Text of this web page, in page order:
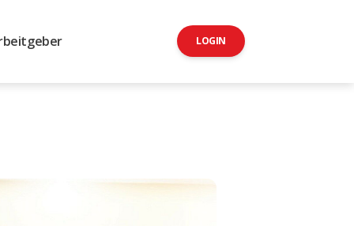
LOGIN